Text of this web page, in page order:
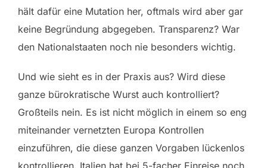
hält dafür eine Mutation her, oftmals wird aber gar
keine Begründung abgegeben. Transparenz? War
den Nationalstaaten noch nie besonders wichtig.
Und wie sieht es in der Praxis aus? Wird diese
ganze bürokratische Wurst auch kontrolliert?
Großteils nein. Es ist nicht möglich in einem so eng
miteinander vernetzten Europa Kontrollen
einzuführen, die diese ganzen Vorgaben lückenlos
kontrollieren. Italien hat bei 5-facher Einreise noch